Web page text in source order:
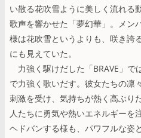
い散る花吹雪ように美しく流れる
歌声を響かせた「夢幻華」。メン
様は花吹雪というよりも、咲き誇
にも見えていた。
力強く駆けだした「BRAVE」で
で力強く歌いだす。彼女たちの凛
刺激を受け、気持ちが熱く高ぶり
人たちに勇気や熱いエネルギーを
ヘドバンする様も、パワフルな姿